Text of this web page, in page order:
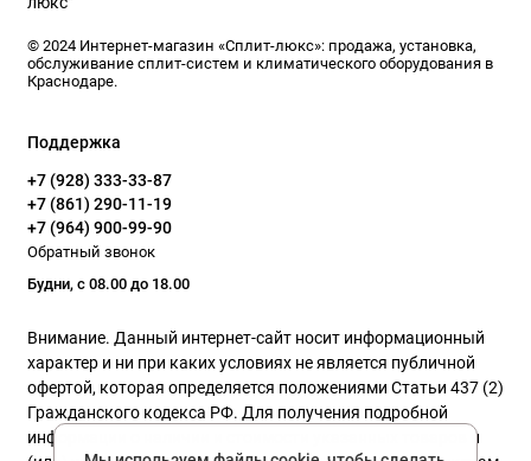
© 2024 Интернет-магазин «Сплит-люкс»: продажа, установка,
обслуживание сплит-систем и климатического оборудования в
Краснодаре.
Поддержка
+7 (928) 333-33-87
+7 (861) 290-11-19
+7 (964) 900-99-90
Обратный звонок
Будни, с 08.00 до 18.00
Внимание. Данный интернет-сайт носит информационный
характер и ни при каких условиях не является публичной
офертой, которая определяется положениями Статьи 437 (2)
Гражданского кодекса РФ. Для получения подробной
информации о наличии и стоимости указанных товаров и